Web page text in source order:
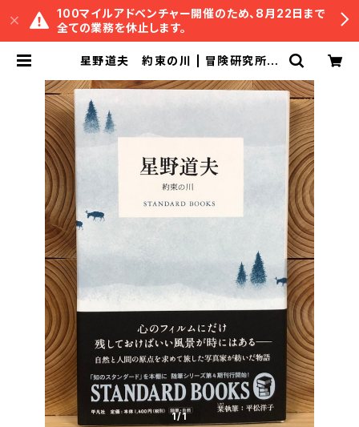
100マイルアドベンチャー開催のため、8月22日まで
全ての業務を休止します。
星野道夫 約束の川 | 冒険研究所書
1/1